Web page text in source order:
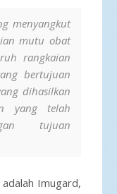
menyangkut
mutu obat
rangkaian
bertujuan
dihasilkan
yang telah
tujuan
Imugard,